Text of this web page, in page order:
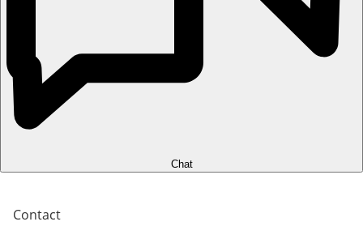
Chat
Contact